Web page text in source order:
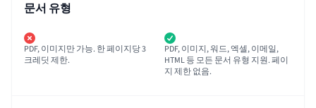
문서 유형
PDF, 이미지만 가능. 한 페이지당 3
크레딧 제한.
PDF, 이미지, 워드, 엑셀, 이메일,
HTML 등 모든 문서 유형 지원. 페이
지 제한 없음.